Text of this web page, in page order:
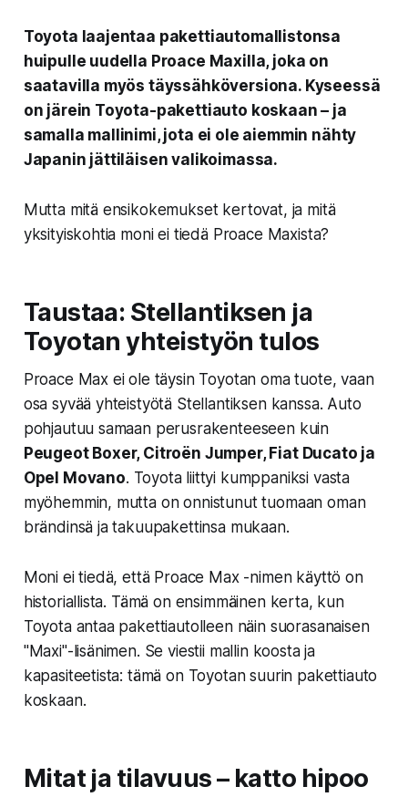
Toyota laajentaa pakettiautomallistonsa
huipulle uudella Proace Maxilla, joka on
saatavilla myös täyssähköversiona. Kyseessä
on järein Toyota-pakettiauto koskaan – ja
samalla mallinimi, jota ei ole aiemmin nähty
Japanin jättiläisen valikoimassa.
Mutta mitä ensikokemukset kertovat, ja mitä
yksityiskohtia moni ei tiedä Proace Maxista?
Taustaa: Stellantiksen ja
Toyotan yhteistyön tulos
Proace Max ei ole täysin Toyotan oma tuote, vaan
osa syvää yhteistyötä Stellantiksen kanssa. Auto
pohjautuu samaan perusrakenteeseen kuin
Peugeot Boxer, Citroën Jumper, Fiat Ducato ja
Opel Movano. Toyota liittyi kumppaniksi vasta
myöhemmin, mutta on onnistunut tuomaan oman
brändinsä ja takuupakettinsa mukaan.
Moni ei tiedä, että Proace Max -nimen käyttö on
historiallista. Tämä on ensimmäinen kerta, kun
Toyota antaa pakettiautolleen näin suorasanaisen
"Maxi"-lisänimen. Se viestii mallin koosta ja
kapasiteetista: tämä on Toyotan suurin pakettiauto
koskaan.
Mitat ja tilavuus – katto hipoo